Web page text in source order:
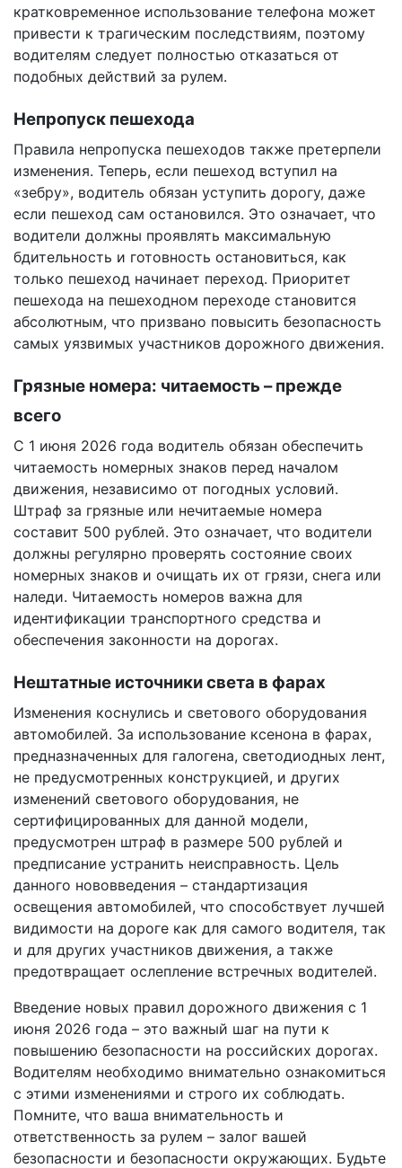
кратковременное использование телефона может
привести к трагическим последствиям, поэтому
водителям следует полностью отказаться от
подобных действий за рулем.
Непропуск пешехода
Правила непропуска пешеходов также претерпели
изменения. Теперь, если пешеход вступил на
«зебру», водитель обязан уступить дорогу, даже
если пешеход сам остановился. Это означает, что
водители должны проявлять максимальную
бдительность и готовность остановиться, как
только пешеход начинает переход. Приоритет
пешехода на пешеходном переходе становится
абсолютным, что призвано повысить безопасность
самых уязвимых участников дорожного движения.
Грязные номера: читаемость – прежде
всего
С 1 июня 2026 года водитель обязан обеспечить
читаемость номерных знаков перед началом
движения, независимо от погодных условий.
Штраф за грязные или нечитаемые номера
составит 500 рублей. Это означает, что водители
должны регулярно проверять состояние своих
номерных знаков и очищать их от грязи, снега или
наледи. Читаемость номеров важна для
идентификации транспортного средства и
обеспечения законности на дорогах.
Нештатные источники света в фарах
Изменения коснулись и светового оборудования
автомобилей. За использование ксенона в фарах,
предназначенных для галогена, светодиодных лент,
не предусмотренных конструкцией, и других
изменений светового оборудования, не
сертифицированных для данной модели,
предусмотрен штраф в размере 500 рублей и
предписание устранить неисправность. Цель
данного нововведения – стандартизация
освещения автомобилей, что способствует лучшей
видимости на дороге как для самого водителя, так
и для других участников движения, а также
предотвращает ослепление встречных водителей.
Введение новых правил дорожного движения с 1
июня 2026 года – это важный шаг на пути к
повышению безопасности на российских дорогах.
Водителям необходимо внимательно ознакомиться
с этими изменениями и строго их соблюдать.
Помните, что ваша внимательность и
ответственность за рулем – залог вашей
безопасности и безопасности окружающих. Будьте